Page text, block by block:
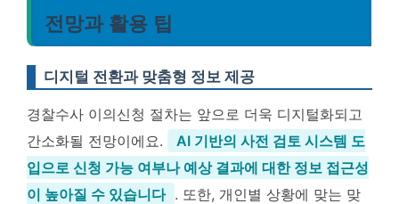
전망과 활용 팁
디지털 전환과 맞춤형 정보 제공
경찰수사 이의신청 절차는 앞으로 더욱 디지털화되고
간소화될 전망이에요.
AI 기반의 사전 검토 시스템 도
입으로 신청 가능 여부나 예상 결과에 대한 정보 접근성
이 높아질 수 있습니다 . 또한, 개인별 상황에 맞는 맞